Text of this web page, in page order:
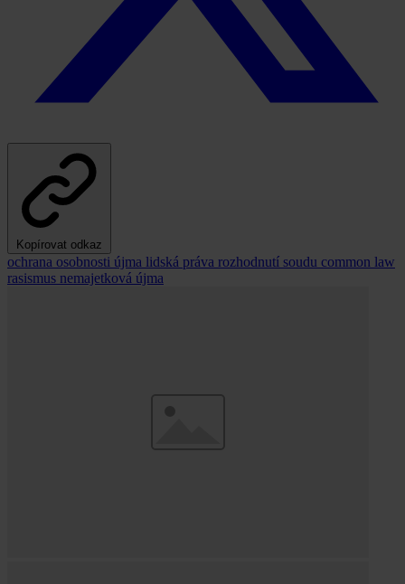
Kopírovat odkaz
ochrana osobnosti újma lidská práva rozhodnutí soudu common law
rasismus nemajetková újma